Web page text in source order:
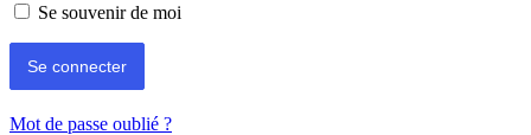
Se souvenir de moi
Mot de passe oublié ?